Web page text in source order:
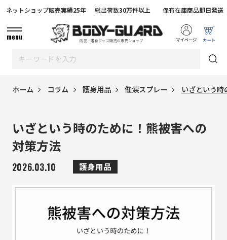
防犯・護身グッズ販売の専門ショップ
ネットショップ販売実績25年 総出荷数30万件以上 保有在庫商品即日発送
menu
ホーム コラム 護身用品 催涙スプレー いざという時
いざという時のために！熊被害への
対策方法
2026.03.10 護身用品